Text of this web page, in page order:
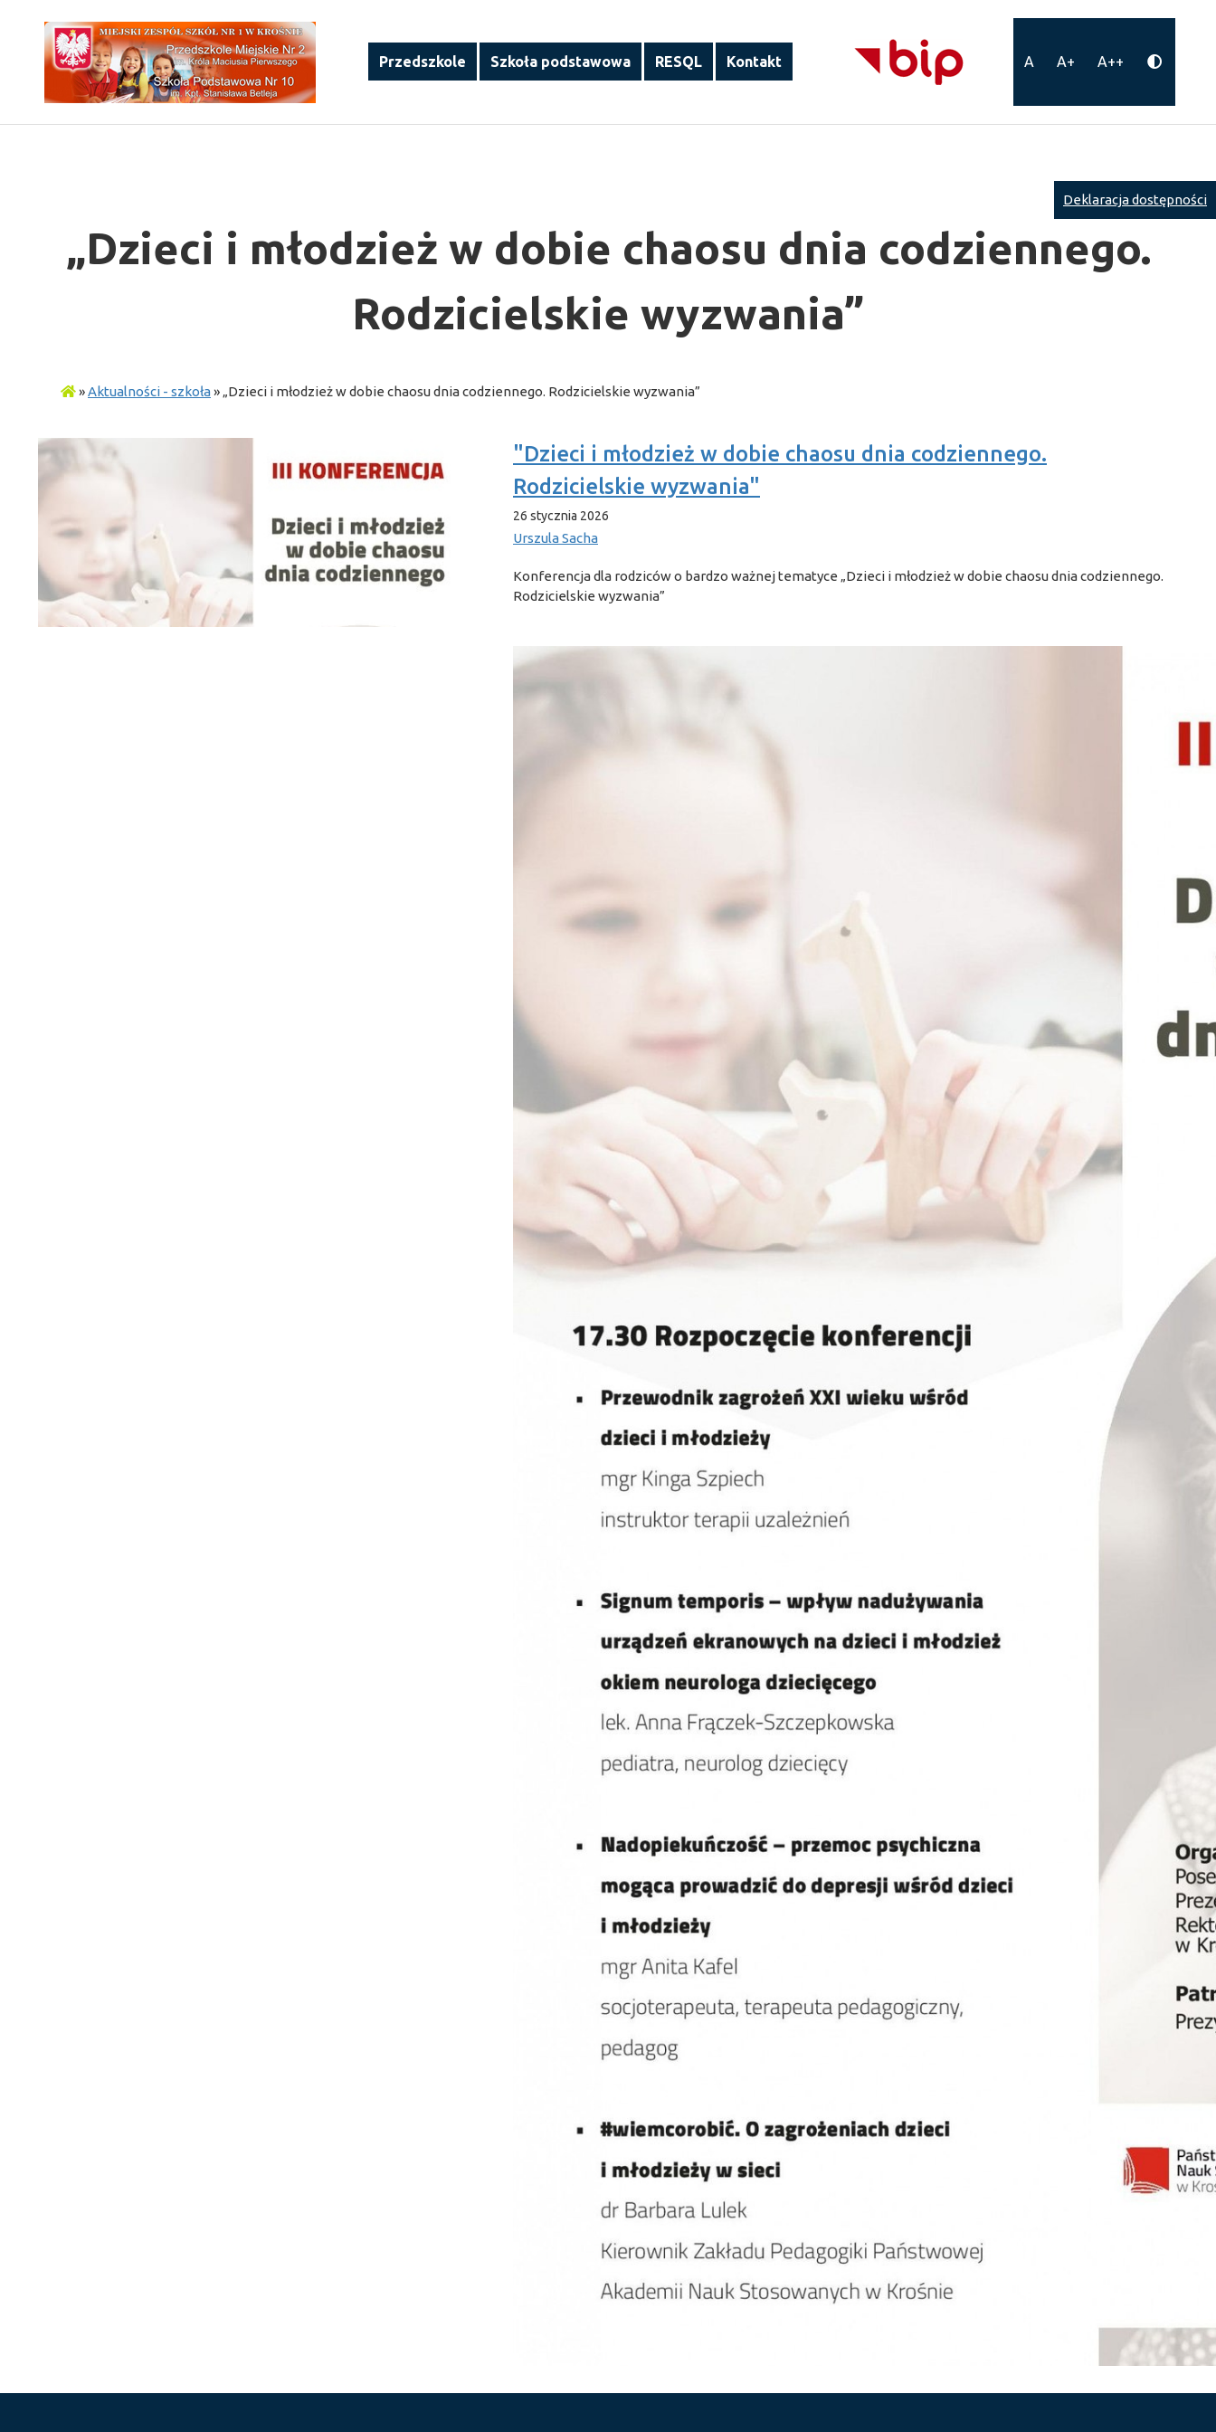
Przedszkole Szkoła podstawowa RESQL Kontakt A A+ A++
Deklaracja dostępności
„Dzieci i młodzież w dobie chaosu dnia codziennego.
Rodzicielskie wyzwania”
»Aktualności - szkoła» „Dzieci i młodzież w dobie chaosu dnia codziennego. Rodzicielskie wyzwania”
"Dzieci i młodzież w dobie chaosu dnia codziennego.
Rodzicielskie wyzwania"
26 stycznia 2026
Urszula Sacha
Konferencja dla rodziców o bardzo ważnej tematyce „Dzieci i młodzież w dobie chaosu dnia codziennego.
Rodzicielskie wyzwania”